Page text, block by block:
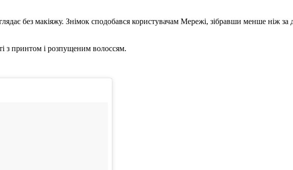
без макіяжу. Знімок сподобався користувачам Мережі, зібравши менше ніж за
з принтом і розпущеним волоссям.